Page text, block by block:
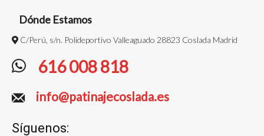
Dónde Estamos
C/Perú, s/n. Polideportivo Valleaguado 28823 Coslada Madrid
616 008 818
info@patinajecoslada.es
Síguenos: